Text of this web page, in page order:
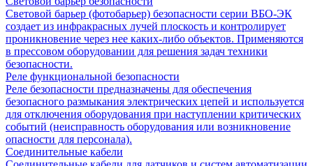
Световой барьер (фотобарьер) безопасности серии ВБО-ЭК
создает из инфракрасных лучей плоскость и контролирует
проникновение через нее каких-либо объектов. Применяются
в прессовом оборудовании для решения задач техники
безопасности.
Реле функциональной безопасности
Реле безопасности предназначены для обеспечения
безопасного размыкания электрических цепей и используется
для отключения оборудования при наступлении критических
событий (неисправность оборудования или возникновение
опасности для персонала).
Соединительные кабели